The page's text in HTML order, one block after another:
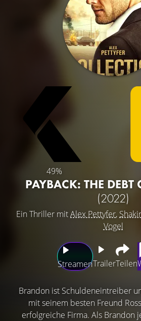
49%
PAYBACK: THE DEBT
(2022)
Ein Thriller mitAlex Pettyfer,
Vogel
StreamenTrailerTeilen
Brandon ist Schuldeneintreiber
mit seinem besten Freund
erfolgreiche Firma. Als Brandon